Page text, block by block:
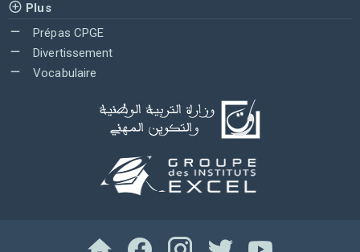
Plus
Prépas CPGE
Divertissement
Vocabulaire